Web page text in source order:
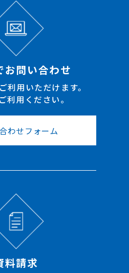
お問い合わせ
利用いただけます。
利用ください。
わせフォーム
料請求